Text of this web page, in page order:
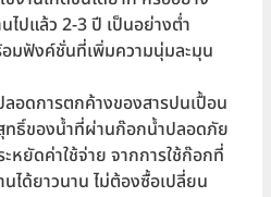
ไปแล้ว 2-3 ปี เป็นอย่างต่ำ
อมฟังค์ชั่นที่เพิ่มความนุ่มละมุน
อดการตกค้างของสารปนเปื้อน
ทธิ์ของน้ำที่ผ่านก๊อกน้ำปลอดภัย
หยัดค่าใช้จ่าย จากการใช้ก๊อกที่
ได้ยาวนาน ไม่ต้องซื้อเปลี่ยน